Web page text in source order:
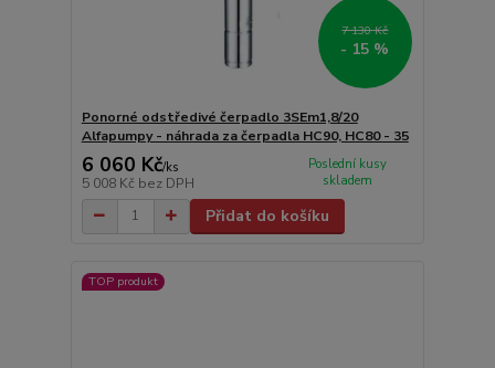
7 130 Kč
- 15 %
Ponorné odstředivé čerpadlo 3SEm1,8/20
Alfapumpy - náhrada za čerpadla HC90, HC80 - 35
6 060 Kč/ks
5 008 Kč bez DPH
Poslední kusy
skladem
Přidat do košíku
TOP produkt